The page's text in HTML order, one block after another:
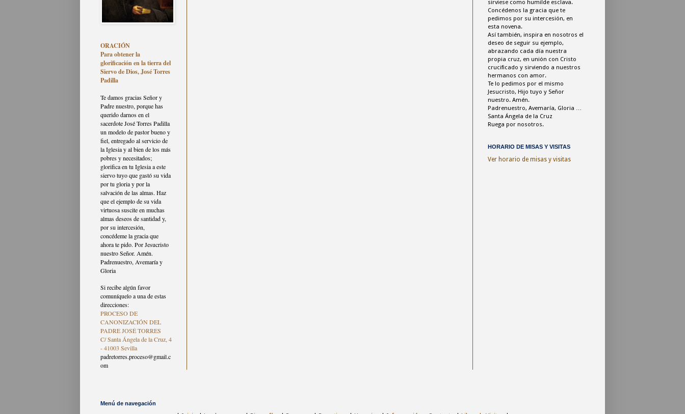
ORACIÓN
Para obtener la
glorificación en la tierra del
Siervo de Dios, José Torres
Padilla
Te damos gracias Señor y
Padre nuestro, porque has
querido darnos en el
sacerdote José Torres Padilla
un modelo de pastor bueno y
fiel, entregado al servicio de
la Iglesia y al bien de los más
pobres y necesitados;
glorifica en tu Iglesia a este
siervo tuyo que gastó su vida
por tu gloria y por la
salvación de las almas. Haz
que el ejemplo de su vida
virtuosa suscite en muchas
almas deseos de santidad y,
por su intercesión,
concédeme la gracia que
ahora te pido. Por Jesucristo
nuestro Señor. Amén.
Padrenuestro, Avemaría y
Gloria
Si recibe algún favor
comuníquelo a una de estas
direcciones:
PROCESO DE
CANONIZACIÓN DEL
PADRE JOSÉ TORRES
C/ Santa Ángela de la Cruz, 4
- 41003 Sevilla
padretorres.proceso@gmail.c
om
sirviese como humilde esclava.
Concédenos la gracia que te
pedimos por su intercesión, en
esta novena.
Así también, inspira en nosotros el
deseo de seguir su ejemplo,
abrazando cada día nuestra
propia cruz, en unión con Cristo
crucificado y sirviendo a nuestros
hermanos con amor.
Te lo pedimos por el mismo
Jesucristo, Hijo tuyo y Señor
nuestro. Amén.
Padrenuestro, Avemaría, Gloria …
Santa Ángela de la Cruz
Ruega por nosotros.
HORARIO DE MISAS Y VISITAS
Ver horario de misas y visitas
Menú de navegación